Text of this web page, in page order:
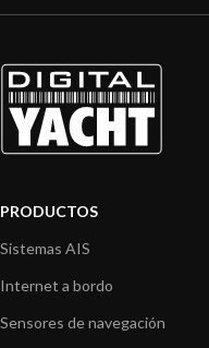
PRODUCTOS
Sistemas AIS
Internet a bordo
Sensores de navegación